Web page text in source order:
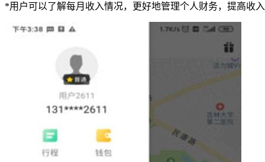
*用户可以了解每月收入情况，更好地管理个人财务，提高收入